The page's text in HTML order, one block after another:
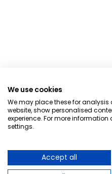
We use cookies
We may place these for analysis
website, show personalised
experience. For more
settings.
Accept all